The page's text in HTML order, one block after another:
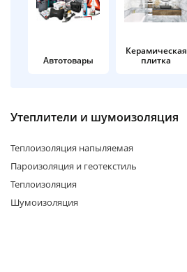
Автотовары
Керамическая
плитка
Утеплители и шумоизоляция
Теплоизоляция напыляемая
Пароизоляция и геотекстиль
Теплоизоляция
Шумоизоляция